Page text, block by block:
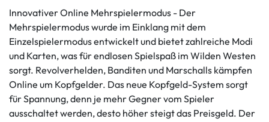
Innovativer Online Mehrspielermodus - Der
Mehrspielermodus wurde im Einklang mit dem
Einzelspielermodus entwickelt und bietet zahlreiche Modi
und Karten, was für endlosen Spielspaß im Wilden Westen
sorgt. Revolverhelden, Banditen und Marschalls kämpfen
Online um Kopfgelder. Das neue Kopfgeld-System sorgt
für Spannung, denn je mehr Gegner vom Spieler
ausschaltet werden, desto höher steigt das Preisgeld. Der